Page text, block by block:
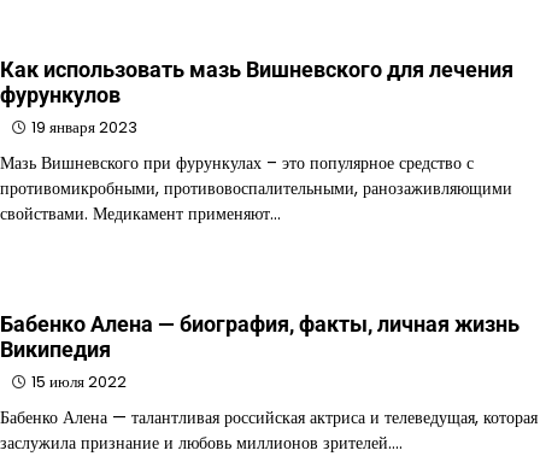
Как использовать мазь Вишневского для лечения
фурункулов
19 января 2023
Мазь Вишневского при фурункулах – это популярное средство с
противомикробными, противовоспалительными, ранозаживляющими
свойствами. Медикамент применяют…
Бабенко Алена — биография, факты, личная жизнь
Википедия
15 июля 2022
Бабенко Алена — талантливая российская актриса и телеведущая, которая
заслужила признание и любовь миллионов зрителей.…